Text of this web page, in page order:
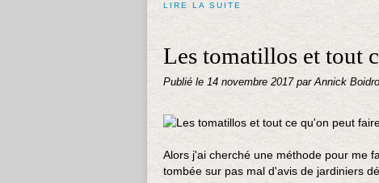
LIRE LA SUITE
Les tomatillos et tout
Publié le 14 novembre 2017 par Annick
Alors j'ai cherché une méthode pour me
tombée sur pas mal d'avis de jardiniers